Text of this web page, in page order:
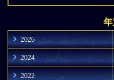
年
2026
2024
2022